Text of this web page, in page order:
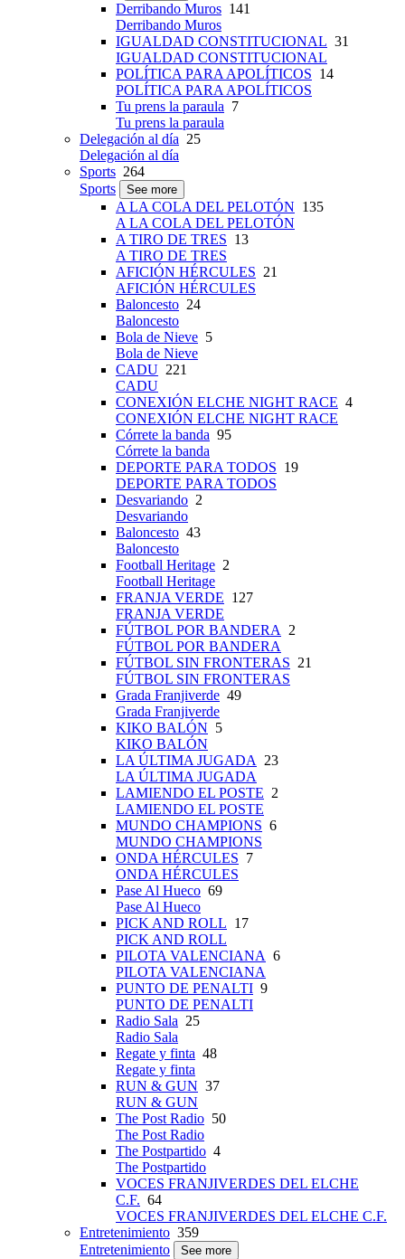
Derribando Muros 141
Derribando Muros
IGUALDAD CONSTITUCIONAL 31
IGUALDAD CONSTITUCIONAL
POLÍTICA PARA APOLÍTICOS 14
POLÍTICA PARA APOLÍTICOS
Tu prens la paraula 7
Tu prens la paraula
Delegación al día 25
Delegación al día
Sports 264
Sports
See more
A LA COLA DEL PELOTÓN 135
A LA COLA DEL PELOTÓN
A TIRO DE TRES 13
A TIRO DE TRES
AFICIÓN HÉRCULES 21
AFICIÓN HÉRCULES
Baloncesto 24
Baloncesto
Bola de Nieve 5
Bola de Nieve
CADU 221
CADU
CONEXIÓN ELCHE NIGHT RACE 4
CONEXIÓN ELCHE NIGHT RACE
Córrete la banda 95
Córrete la banda
DEPORTE PARA TODOS 19
DEPORTE PARA TODOS
Desvariando 2
Desvariando
Baloncesto 43
Baloncesto
Football Heritage 2
Football Heritage
FRANJA VERDE 127
FRANJA VERDE
FÚTBOL POR BANDERA
2
FÚTBOL POR BANDERA
FÚTBOL SIN FRONTERAS 21
FÚTBOL SIN FRONTERAS
Grada Franjiverde 49
Grada Franjiverde
KIKO BALÓN 5
KIKO BALÓN
LA ÚLTIMA JUGADA
23
LA ÚLTIMA JUGADA
LAMIENDO EL POSTE 2
LAMIENDO EL POSTE
MUNDO CHAMPIONS 6
MUNDO CHAMPIONS
ONDA HÉRCULES 7
ONDA HÉRCULES
Pase Al Hueco 69
Pase Al Hueco
PICK AND ROLL 17
PICK AND ROLL
PILOTA VALENCIANA 6
PILOTA VALENCIANA
PUNTO DE PENALTI 9
PUNTO DE PENALTI
Radio Sala 25
Radio Sala
Regate y finta 48
Regate y finta
RUN & GUN 37
RUN & GUN
The Post Radio 50
The Post Radio
The Postpartido 4
The Postpartido
VOCES FRANJIVERDES DEL ELCHE
C.F. 64
VOCES FRANJIVERDES DEL ELCHE C.F.
Entretenimiento 359
Entretenimiento
See more